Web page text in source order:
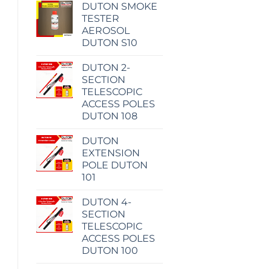
DUTON SMOKE
TESTER
AEROSOL
DUTON S10
DUTON 2-
SECTION
TELESCOPIC
ACCESS POLES
DUTON 108
DUTON
EXTENSION
POLE DUTON
101
DUTON 4-
SECTION
TELESCOPIC
ACCESS POLES
DUTON 100